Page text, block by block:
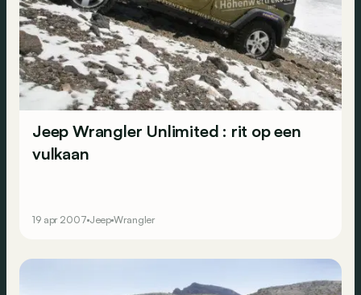
Jeep Wrangler Unlimited : rit op een
vulkaan
19 apr 2007 Jeep Wrangler